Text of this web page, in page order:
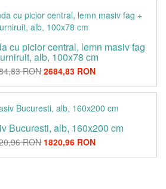
cu picior central, lemn masiv fag
alb, 100x78 cm
RON2684,83 RON
Bucuresti, alb, 160x200 cm
RON 1820,96 RON